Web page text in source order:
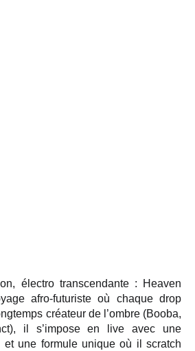
électro transcendante : Heaven
afro-futuriste où chaque drop
créateur de l’ombre (Booba,
il s’impose en live avec une
et une formule unique où il scratch